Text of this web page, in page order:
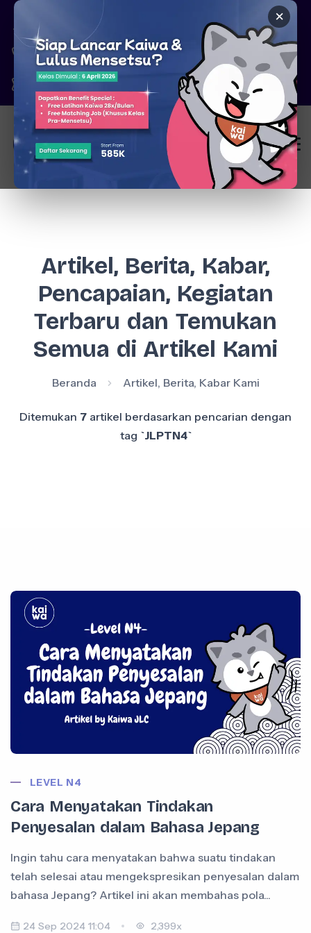
×
Pare, Kediri - Jawa Timur
6287777326344
marketing@kaiwa.id
Login
Artikel, Berita, Kabar,
Pencapaian, Kegiatan
Terbaru dan Temukan
Semua di Artikel Kami
Beranda Artikel, Berita, Kabar Kami
Ditemukan 7 artikel berdasarkan pencarian dengan
tag `JLPTN4`
LEVEL N4
Cara Menyatakan Tindakan
Penyesalan dalam Bahasa Jepang
Ingin tahu cara menyatakan bahwa suatu tindakan
telah selesai atau mengekspresikan penyesalan dalam
bahasa Jepang? Artikel ini akan membahas pola...
24 Sep 2024 11:04 2,399x